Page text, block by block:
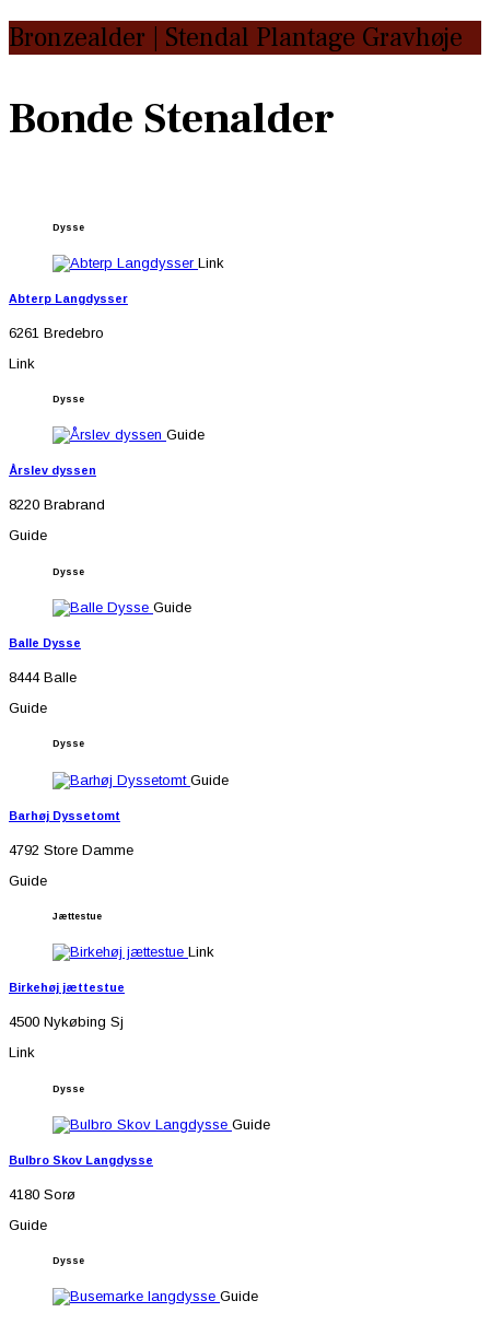
Bronzealder | Stendal Plantage Gravhøje
Bonde Stenalder
Dysse
Link
Abterp Langdysser
6261 Bredebro
Link
Dysse
Guide
Årslev dyssen
8220 Brabrand
Guide
Dysse
Guide
Balle Dysse
8444 Balle
Guide
Dysse
Guide
Barhøj Dyssetomt
4792 Store Damme
Guide
Jættestue
Link
Birkehøj jættestue
4500 Nykøbing Sj
Link
Dysse
Guide
Bulbro Skov Langdysse
4180 Sorø
Guide
Dysse
Guide